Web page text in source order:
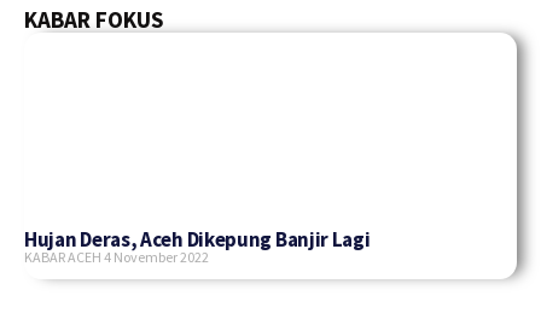
KABAR FOKUS
Hujan Deras, Aceh Dikepung Banjir Lagi
KABAR ACEH 4 November 2022